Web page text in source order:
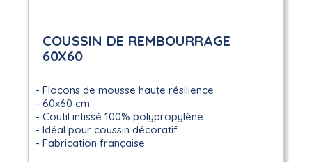
COUSSIN DE REMBOURRAGE
60X60
Flocons de mousse haute résilience
60x60 cm
Coutil intissé 100% polypropylène
Idéal pour coussin décoratif
Fabrication française